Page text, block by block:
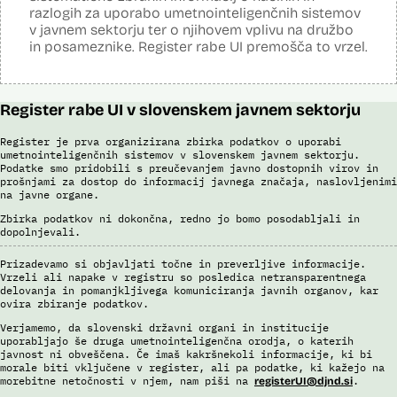
Dosje javnega naročila (2021)
Dosje javnega naročila (2023)
ki določajo uvrščanje zahtevkov v proces kontrole). V primeru, da
kontrole zaznajo izbrano nepravilnost ali odstopanje, se zahtevek
dodeli uslužbencu v vsebinsko kontrolo. Umetnointeligenčni sistem
deluje kot dodatna kontrola in temelji na prediktivnem modelu. Vsak
se šteje, da je tvegan VAT-R zahtevek, ki vsebuje vsaj en tvegan
račun. O zahtevkih VAT-R, ki so ocenjeni kot tvegani ali na katerih se
prožijo druga poslovna pravila, vedno vsebinsko odločajo uslužbenci
FURS.
V okviru razvoja je bila izvedena analiza in izbor modelov za področje
VAT-R z orodjem SAP Data Intelligence. Narejena je bila analiza
podatkov, izbrani so bili relevantni atributi za modeliranje, pripravljena
je bila učna in testna množica podatkov ter validacijska množica. Z
uporabo funkcionalnosti AutoML je bilo kreiranih cca. 1000 modelov. V
nadaljevanju se v več fazah izloča manj ustrezne modele in na koncu
izbere enega, ki se ga potem uporabi v produkciji.
Viri:
Odgovor na zahtevo za dostop do informacij javnega značaja
Postopek izdelave prediktivnega modela
Povezava na spletno mesto SAP
Dosje javnega naročila (2021)
Dosje javnega naročila (2023)
razlogih za uporabo umetnointeligenčnih sistemov
v javnem sektorju ter o njihovem vplivu na družbo
in posameznike. Register rabe UI premošča to vrzel.
Register rabe UI v slovenskem javnem sektorju
Register je prva organizirana zbirka podatkov o uporabi
umetnointeligenčnih sistemov v slovenskem javnem sektorju.
Podatke smo pridobili s preučevanjem javno dostopnih virov in
prošnjami za dostop do informacij javnega značaja, naslovljenimi
na javne organe.
Zbirka podatkov ni dokončna, redno jo bomo posodabljali in
dopolnjevali.
Prizadevamo si objavljati točne in preverljive informacije.
Vrzeli ali napake v registru so posledica netransparentnega
delovanja in pomanjkljivega komuniciranja javnih organov, kar
ovira zbiranje podatkov.
Verjamemo, da slovenski državni organi in institucije
uporabljajo še druga umetnointeligenčna orodja, o katerih
javnost ni obveščena. Če imaš kakršnekoli informacije, ki bi
morale biti vključene v register, ali pa podatke, ki kažejo na
morebitne netočnosti v njem, nam piši na registerUI@djnd.si.